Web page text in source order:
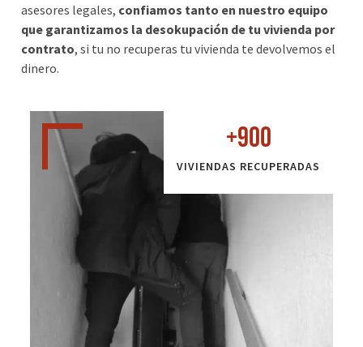
asesores legales, confiamos tanto en nuestro equipo
que garantizamos la desokupación de tu vivienda por
contrato, si tu no recuperas tu vivienda te devolvemos el
dinero.
VIVIENDAS RECUPERADAS
+900